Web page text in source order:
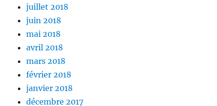
juillet 2018
juin 2018
mai 2018
avril 2018
mars 2018
février 2018
janvier 2018
décembre 2017